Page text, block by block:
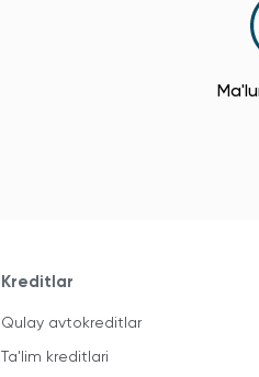
Kreditlar
Qulay avtokreditlar
Ta'lim kreditlari